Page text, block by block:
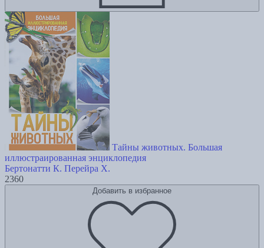
Тайны животных. Большая
иллюстраированная энциклопедия
Бертонатти К. Перейра Х.
2360
Добавить в избранное